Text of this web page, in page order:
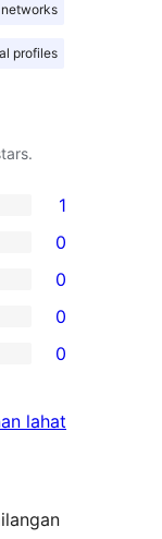
profiles
1
0
0
0
0
lahat